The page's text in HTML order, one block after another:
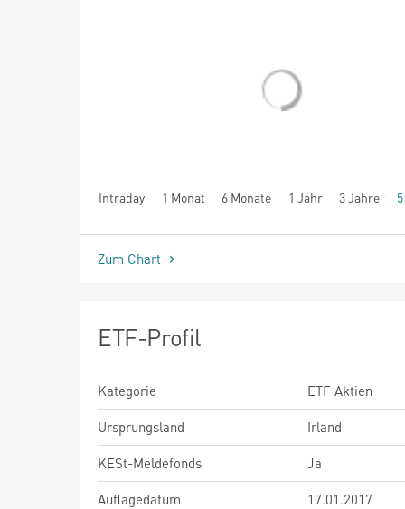
Intraday 1 Monat 6 Monate 1 Jahr 3 Jahre
seit Beginn
Zum Chart
ETF-Profil
Kategorie
ETF Aktien
Ursprungsland
Irland
KESt-Meldefonds
Ja
Auflagedatum
17.01.2017